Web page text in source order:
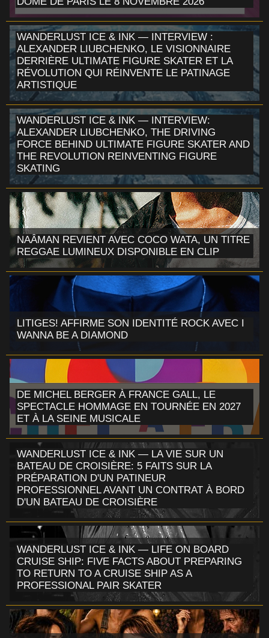
WANDERLUST ICE & INK — INTERVIEW :
ALEXANDER LIUBCHENKO, LE VISIONNAIRE
DERRIÈRE ULTIMATE FIGURE SKATER ET LA
RÉVOLUTION QUI RÉINVENTE LE PATINAGE
ARTISTIQUE
WANDERLUST ICE & INK — INTERVIEW:
ALEXANDER LIUBCHENKO, THE DRIVING
FORCE BEHIND ULTIMATE FIGURE SKATER AND
THE REVOLUTION REINVENTING FIGURE
SKATING
NAÂMAN REVIENT AVEC COCO WATA, UN TITRE
REGGAE LUMINEUX DISPONIBLE EN CLIP
LITIGES! AFFIRME SON IDENTITÉ ROCK AVEC I
WANNA BE A DIAMOND
DE MICHEL BERGER À FRANCE GALL, LE
SPECTACLE HOMMAGE EN TOURNÉE EN 2027
ET À LA SEINE MUSICALE
WANDERLUST ICE & INK — LA VIE SUR UN
BATEAU DE CROISIÈRE: 5 FAITS SUR LA
PRÉPARATION D'UN PATINEUR
PROFESSIONNEL AVANT UN CONTRAT À BORD
D'UN BATEAU DE CROISIÈRE
WANDERLUST ICE & INK — LIFE ON BOARD
CRUISE SHIP: FIVE FACTS ABOUT PREPARING
TO RETURN TO A CRUISE SHIP AS A
PROFESSIONAL PAIR SKATER